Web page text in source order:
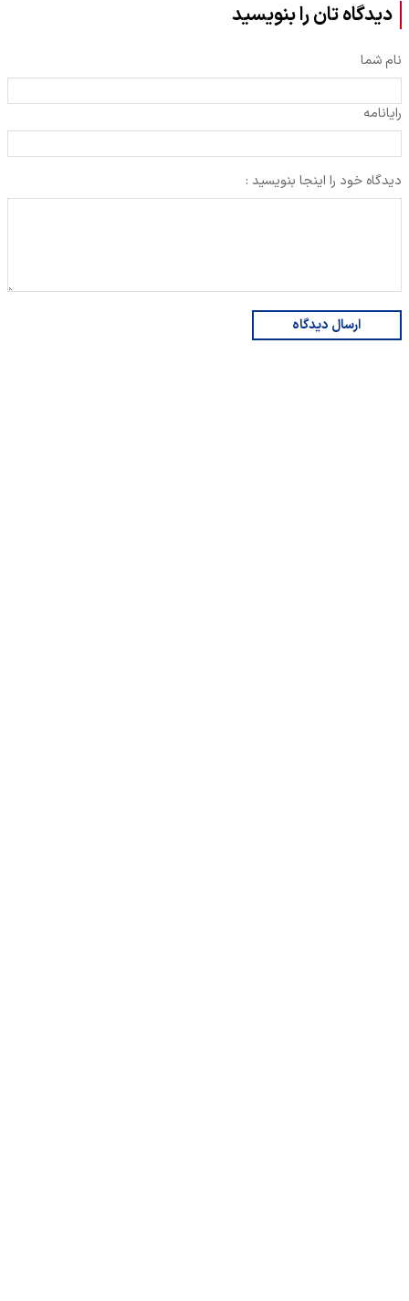
دیدگاه تان را بنویسید
نام شما
رایانامه
دیدگاه خود را اینجا بنویسید :
ارسال دیدگاه